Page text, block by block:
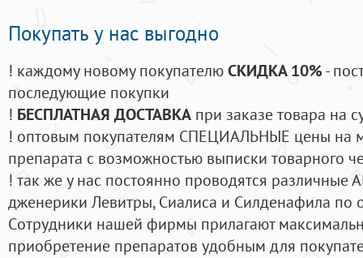
Покупать у нас выгодно
! каждому новому покупателюСКИДКА 10%-
последующие покупки
! БЕСПЛАТНАЯ ДОСТАВКА при заказе товара на
! оптовым покупателям СПЕЦИАЛЬНЫЕ цены на
препарата с возможностью выписки товарного
! так же у нас постоянно проводятся
дженерики Левитры, Сиалиса и Силденафила по
Cотрудники нашей фирмы прилагают
приобретение препаратов удобным для